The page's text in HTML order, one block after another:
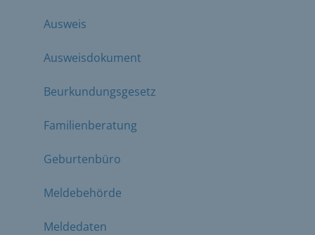
Ausweis
Ausweisdokument
Beurkundungsgesetz
Familienberatung
Geburtenbüro
Meldebehörde
Meldedaten